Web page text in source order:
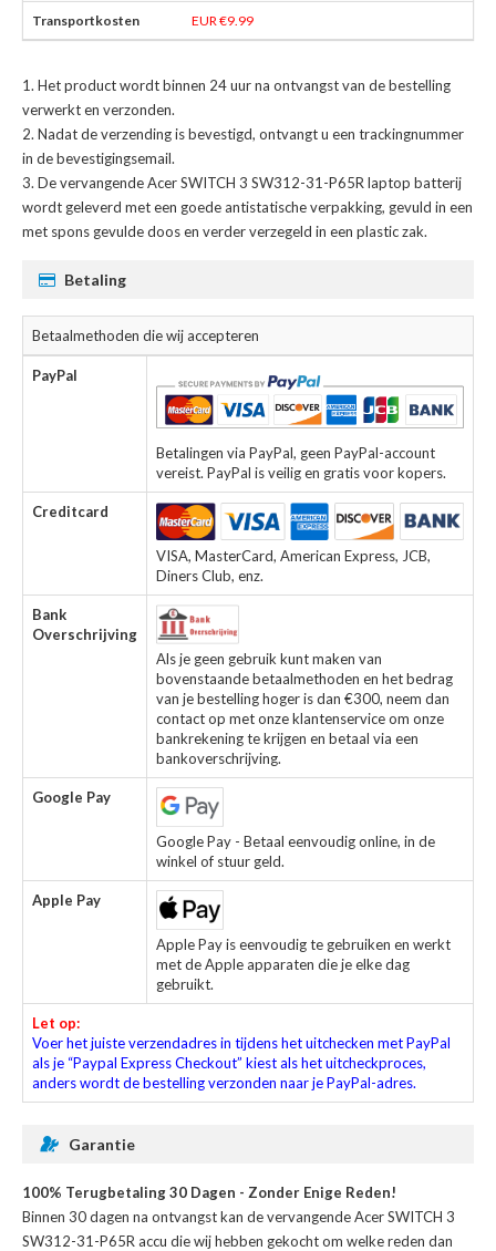
EUR €9.99
Het product wordt binnen 24 uur na ontvangst van de bestelling
verwerkt en verzonden.
Nadat de verzending is bevestigd, ontvangt u een trackingnummer
in de bevestigingsemail.
Devervangende Acer SWITCH 3 SW312-31-P65R laptop batterij
wordt geleverd met een goede antistatische verpakking, gevuld in een
met spons gevulde doos en verder verzegeld in een plastic zak.
Betaling
Betaalmethoden die wij accepteren
PayPal
Betalingen via PayPal, geen PayPal-account
vereist. PayPal is veilig en gratis voor kopers.
Creditcard
VISA, MasterCard, American Express, JCB,
Diners Club, enz.
Bank
Overschrijving
Als je geen gebruik kunt maken van
bovenstaande betaalmethoden en het bedrag
van je bestelling hoger is dan €300, neem dan
contact op met onze klantenservice om onze
bankrekening te krijgen en betaal via een
bankoverschrijving.
Google Pay
Google Pay - Betaal eenvoudig online, in de
winkel of stuur geld.
Apple Pay
Apple Pay is eenvoudig te gebruiken en werkt
met de Apple apparaten die je elke dag
gebruikt.
Let op:
Voer het juiste verzendadres in tijdens het uitchecken met PayPal
als je “Paypal Express Checkout” kiest als het uitcheckproces,
anders wordt de bestelling verzonden naar je PayPal-adres.
Garantie
100% Terugbetaling 30 Dagen - Zonder Enige Reden!
Binnen 30 dagen na ontvangst kan devervangende Acer SWITCH 3
SW312-31-P65R accu die wij hebben gekocht om welke reden dan